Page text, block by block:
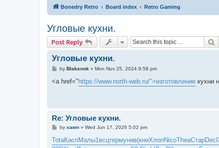
Bonedry Retro Board index Retro Gaming
Угловые кухни.
Post Reply
Угловые кухни.
P
s
by Blakenok » Mon Nov 25, 2024 9:58 pm
<a href="https://www.north-web.ru/">изготовление кухни
Re: Угловые кухни.
P
s
t
by xawn» Wed Jun 17, 2026 5:02 pm
TotaКаспМалы1всцтермунив(книХлопNicoTheaСтарDecl